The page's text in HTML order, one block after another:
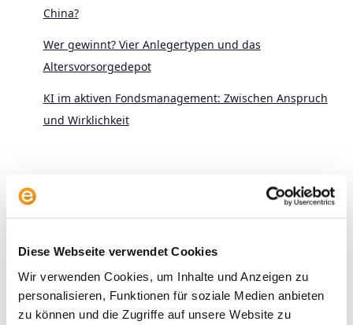
Diese Webseite verwendet Cookies
Wir verwenden Cookies, um Inhalte und Anzeigen zu
personalisieren, Funktionen für soziale Medien anbieten
zu können und die Zugriffe auf unsere Website zu
China?
Wer gewinnt? Vier Anlegertypen und das
Altersvorsorgedepot
KI im aktiven Fondsmanagement: Zwischen Anspruch
und Wirklichkeit
Archive
2026
2025